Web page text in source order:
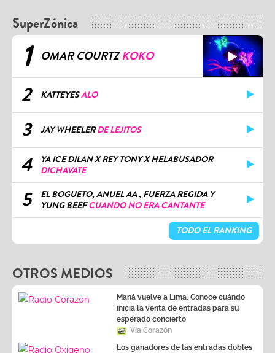
SuperZónica
1 OMAR COURTZKOKO
2 KATTEYESALO
3 JAY WHEELERDE LEJITOS
4
YA ICE DILAN X REY TONY X HELABUSADOR
DICHAVATE
5
EL BOGUETO, ANUEL AA , FUERZA REGIDA Y
YUNG BEEFCUANDO NO ERA CANTANTE
TODO EL RANKING
OTROS MEDIOS
Maná vuelve a Lima: Conoce cuándo
inicia la venta de entradas para su
esperado concierto
Vía Corazón
Los ganadores de las entradas dobles